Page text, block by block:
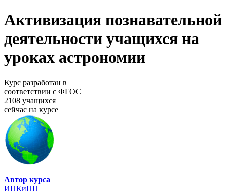
Активизация познавательной
деятельности учащихся на
уроках астрономии
Курс разработан в
соответствии с ФГОС
2108 учащихся
сейчас на курсе
Автор курса
ИПКиПП